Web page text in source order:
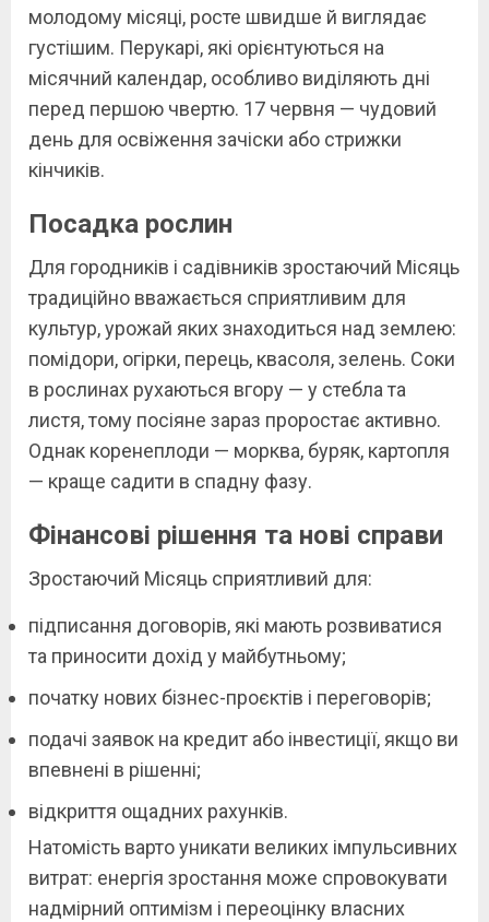
молодому місяці, росте швидше й виглядає
густішим. Перукарі, які орієнтуються на
місячний календар, особливо виділяють дні
перед першою чвертю. 17 червня — чудовий
день для освіження зачіски або стрижки
кінчиків.
Посадка рослин
Для городників і садівників зростаючий Місяць
традиційно вважається сприятливим для
культур, урожай яких знаходиться над землею:
помідори, огірки, перець, квасоля, зелень. Соки
в рослинах рухаються вгору — у стебла та
листя, тому посіяне зараз проростає активно.
Однак коренеплоди — морква, буряк, картопля
— краще садити в спадну фазу.
Фінансові рішення та нові справи
Зростаючий Місяць сприятливий для:
підписання договорів, які мають розвиватися
та приносити дохід у майбутньому;
початку нових бізнес-проєктів і переговорів;
подачі заявок на кредит або інвестиції, якщо ви
впевнені в рішенні;
відкриття ощадних рахунків.
Натомість варто уникати великих імпульсивних
витрат: енергія зростання може спровокувати
надмірний оптимізм і переоцінку власних